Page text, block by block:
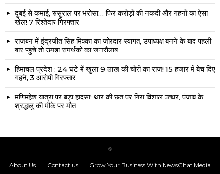
दुबई से कमाई, ससुराल पर भरोसा… फिर करोड़ों की नकदी और गहनों का ऐसा
खेल! 7 रिश्तेदार गिरफ्तार
राजबन में इंद्रजीत सिंह मिक्का का जोरदार स्वागत, उपाध्यक्ष बनने के बाद पहली
बार पहुंचे तो उमड़ा समर्थकों का जनसैलाब
हिमाचल प्रदेश : 24 घंटे में खुला 9 लाख की चोरी का राज! 15 हजार में बेच दिए
गहने, 3 आरोपी गिरफ्तार
मणिमहेश यात्रा पर बड़ा हादसा: थार की छत पर गिरा विशाल पत्थर, पंजाब के
श्रद्धालु की मौके पर मौत
©
About Us Contact us Grow Your Business With NewsGhat Media